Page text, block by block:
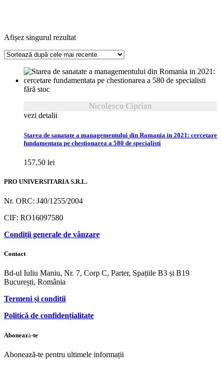
Afișez singurul rezultat
fără stoc
Nicolescu Ciprian
vezi detalii
Starea de sanatate a managementului din Romania in 2021: cercetare
fundamentata pe chestionarea a 580 de specialisti
157,50 lei
PRO UNIVERSITARIA S.R.L.
Nr. ORC: J40/1255/2004
CIF: RO16097580
Condiții generale de vânzare
Contact
Bd-ul Iuliu Maniu, Nr. 7, Corp C, Parter, Spațiile B3 și B19
București, România
Termeni și condiții
Politică de confidențialitate
Abonează-te
Abonează-te pentru ultimele informații